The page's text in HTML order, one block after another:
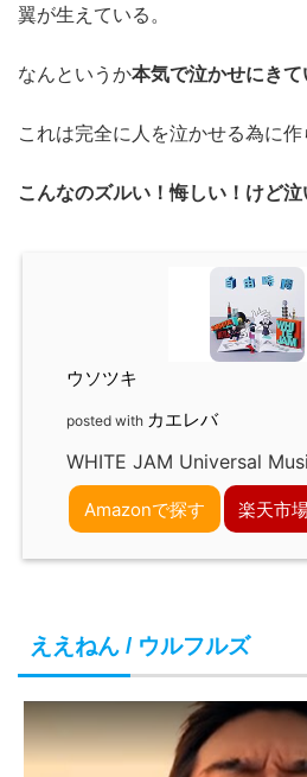
翼が生えている。
なんというか本気で泣かせにきて
これは完全に人を泣かせる為に作
こんなのズルい！悔しい！けど泣
ウソツキ
posted with カエレバ
WHITE JAM Universal
Amazonで探す 楽天市
ええねん / ウルフルズ